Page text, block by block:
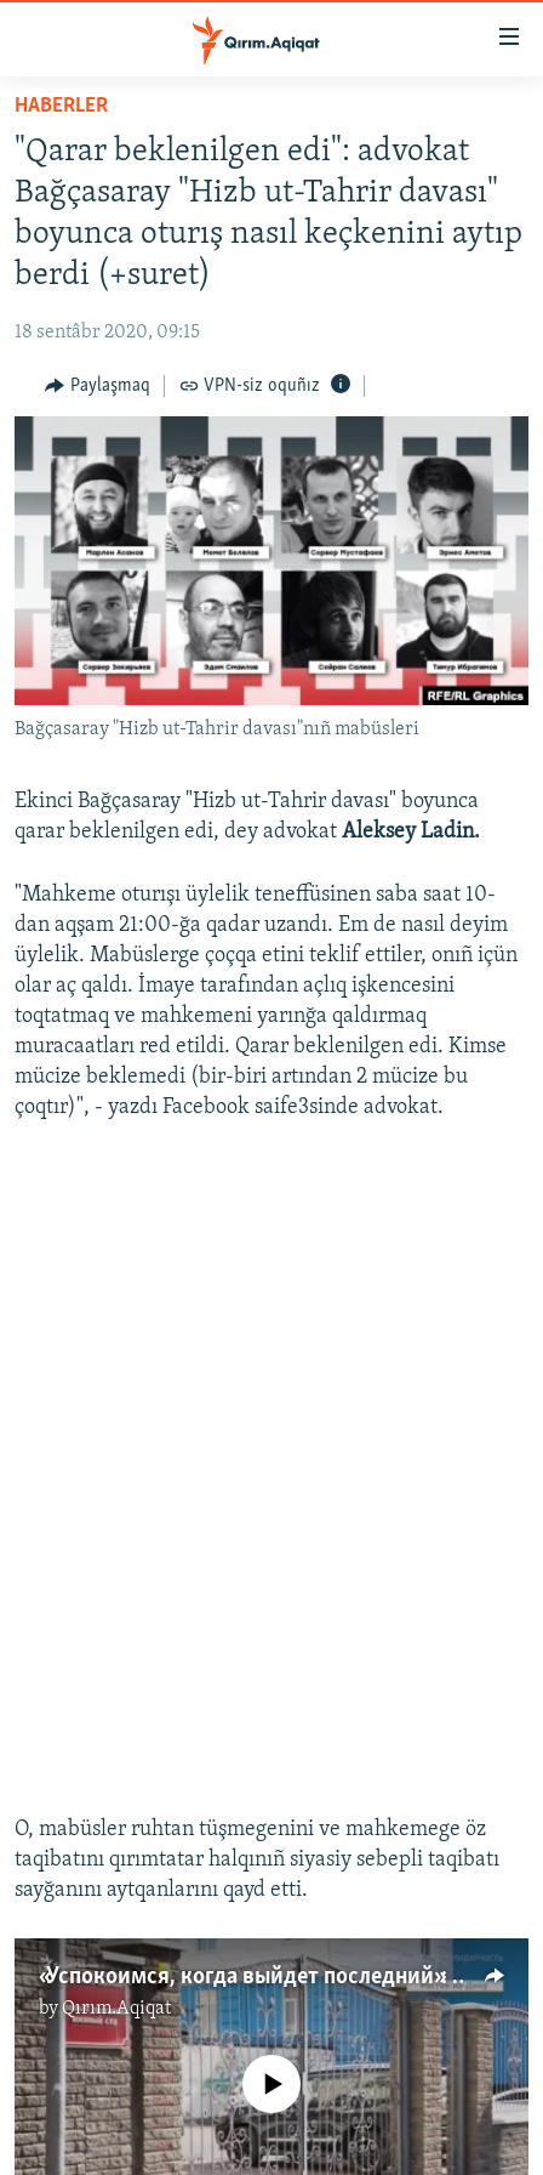
Esas
qaytmaq
Baş
navigatsiyağa
qaytmaq
Qıdıruvğa
HABERLER
SİYASET
İQTİSADİYAT
CEMİYET
İNSAN AQLARI
VİDEO
SÜRET
BLOGLAR
FİKİR
Русский
Українською
QOŞULIÑIZ!
RFE/RS bütün saytları
HABERLER
"Qarar beklenilgen edi": advokat
Bağçasaray "Hizb ut-Tahrir davası"
boyunca oturış nasıl keçkenini aytıp
berdi (+suret)
18 sentâbr 2020, 09:15
Paylaşmaq VPN-siz oquñız
Bağçasaray "Hizb ut-Tahrir davası"nıñ mabüsleri
Ekinci Bağçasaray "Hizb ut-Tahrir davası" boyunca
qarar beklenilgen edi, dey advokat Aleksey Ladin.
"Mahkeme oturışı üylelik teneffüsinen saba saat 10-
dan aqşam 21:00-ğa qadar uzandı. Em de nasıl deyim
üylelik. Mabüslerge çoçqa etini teklif ettiler, onıñ içün
olar aç qaldı. İmaye tarafından açlıq işkencesini
toqtatmaq ve mahkemeni yarınğa qaldırmaq
muracaatları red etildi. Qarar beklenilgen edi. Kimse
mücize beklemedi (bir-biri artından 2 mücize bu
çoqtır)", - yazdı Facebook saife3sinde advokat.
O, mabüsler ruhtan tüşmegenini ve mahkemege öz
taqibatını qırımtatar halqınıñ siyasiy sebepli taqibatı
sayğanını aytqanlarını qayd etti.
«Успокоимся, когда выйдет последний»: приговор для «бахчисарайской восьмерки» (видео)
byQırım.Aqiqat
No media source currently available